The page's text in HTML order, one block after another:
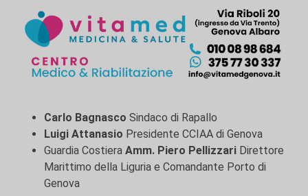
Carlo Bagnasco Sindaco di Rapallo
Luigi Attanasio Presidente CCIAA di Genova
Guardia Costiera Amm. Piero Pellizzari Direttore
Marittimo della Liguria e Comandante Porto di
Genova